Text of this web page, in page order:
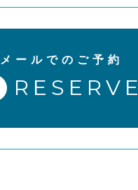
メールでのご予約
RESERVE